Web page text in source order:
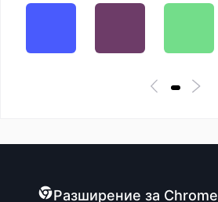
Разширение за Chrome